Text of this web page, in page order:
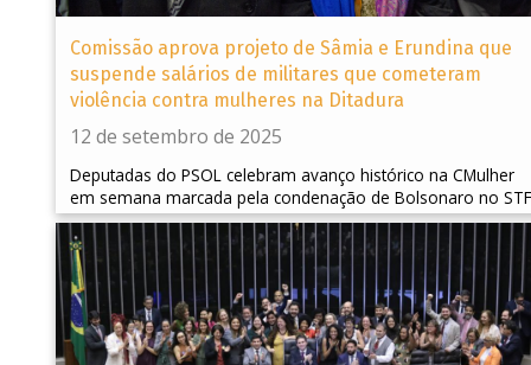
Comissão aprova projeto de Sâmia e Erundina que
suspende salários de militares que cometeram
violência contra mulheres na Ditadura
12 de setembro de 2025
Deputadas do PSOL celebram avanço histórico na CMulher
em semana marcada pela condenação de Bolsonaro no STF